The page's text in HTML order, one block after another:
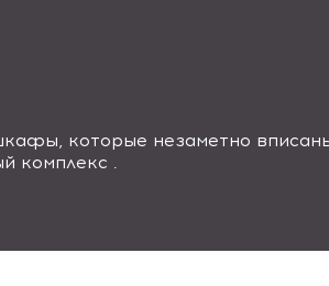
которые незаметно
комплекс .